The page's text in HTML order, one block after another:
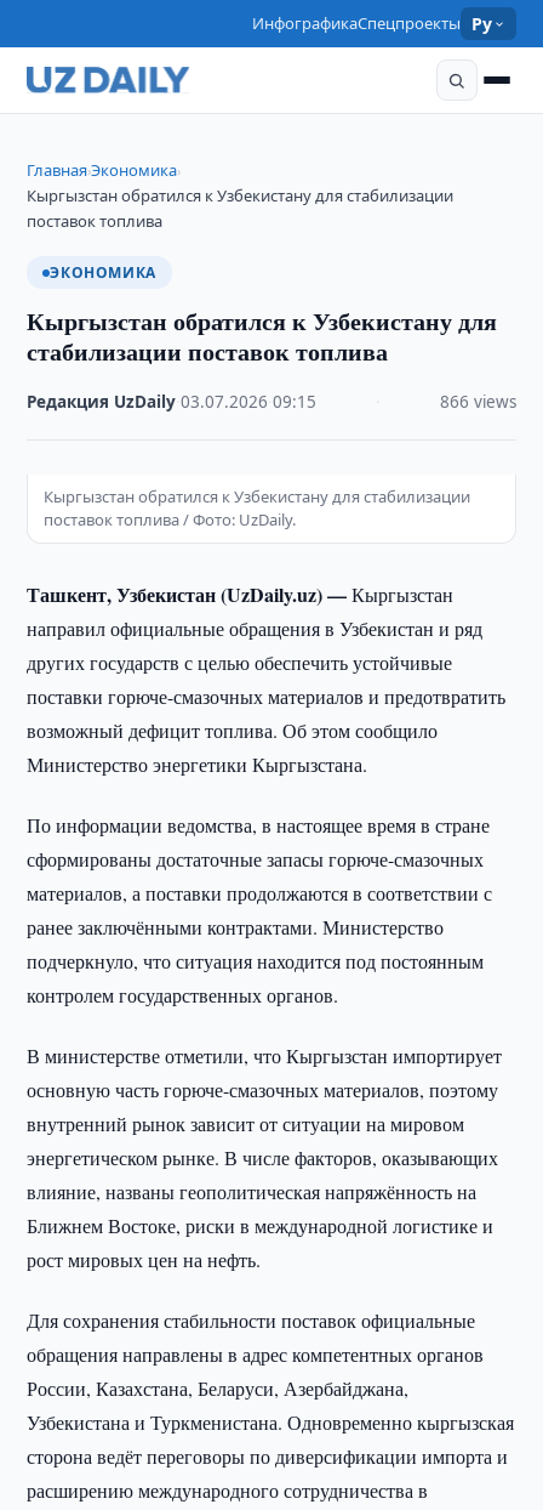
ИнфографикаСпецпроекты Ру
Главная›Экономика›
Кыргызстан обратился к Узбекистану для стабилизации
поставок топлива
ЭКОНОМИКА
Кыргызстан обратился к Узбекистану для
стабилизации поставок топлива
Редакция UzDaily ·03.07.2026 ·09:15 866 views
Кыргызстан обратился к Узбекистану для стабилизации
поставок топлива / Фото: UzDaily.
Ташкент, Узбекистан (UzDaily.uz) —Кыргызстан
направил официальные обращения в Узбекистан и ряд
других государств с целью обеспечить устойчивые
поставки горюче-смазочных материалов и предотвратить
возможный дефицит топлива. Об этом сообщило
Министерство энергетики Кыргызстана.
По информации ведомства, в настоящее время в стране
сформированы достаточные запасы горюче-смазочных
материалов, а поставки продолжаются в соответствии с
ранее заключёнными контрактами. Министерство
подчеркнуло, что ситуация находится под постоянным
контролем государственных органов.
В министерстве отметили, что Кыргызстан импортирует
основную часть горюче-смазочных материалов, поэтому
внутренний рынок зависит от ситуации на мировом
энергетическом рынке. В числе факторов, оказывающих
влияние, названы геополитическая напряжённость на
Ближнем Востоке, риски в международной логистике и
рост мировых цен на нефть.
Для сохранения стабильности поставок официальные
обращения направлены в адрес компетентных органов
России, Казахстана, Беларуси, Азербайджана,
Узбекистана и Туркменистана. Одновременно кыргызская
сторона ведёт переговоры по диверсификации импорта и
расширению международного сотрудничества в